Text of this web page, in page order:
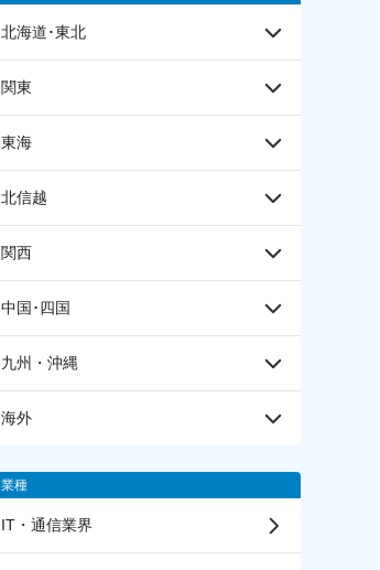
北海道･東北
関東
東海
北信越
関西
中国･四国
九州・沖縄
海外
業種
IT・通信業界